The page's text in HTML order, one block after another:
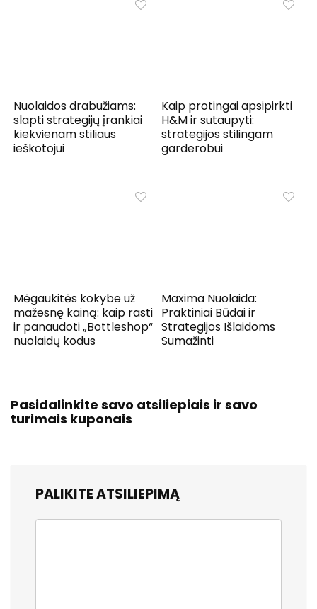
Nuolaidos drabužiams:
slapti strategijų įrankiai
kiekvienam stiliaus
ieškotojui
Kaip protingai apsipirkti
H&M ir sutaupyti:
strategijos stilingam
garderobui
Mėgaukitės kokybe už
mažesnę kainą: kaip rasti
ir panaudoti „Bottleshop“
nuolaidų kodus
Maxima Nuolaida:
Praktiniai Būdai ir
Strategijos Išlaidoms
Sumažinti
Pasidalinkite savo atsiliepiais ir savo
turimais kuponais
PALIKITE ATSILIEPIMĄ